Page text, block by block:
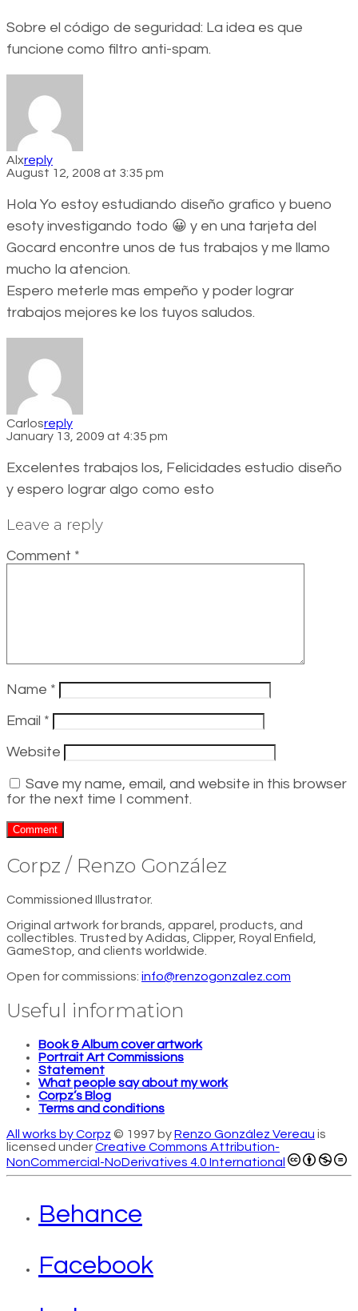
Sobre el código de seguridad: La idea es que
funcione como filtro anti-spam.
Alxreply
August 12, 2008 at 3:35 pm
Hola Yo estoy estudiando diseño grafico y bueno
esoty investigando todo 😀 y en una tarjeta del
Gocard encontre unos de tus trabajos y me llamo
mucho la atencion.
Espero meterle mas empeño y poder lograr
trabajos mejores ke los tuyos saludos.
Carlosreply
January 13, 2009 at 4:35 pm
Excelentes trabajos los, Felicidades estudio diseño
y espero lograr algo como esto
Leave a reply
Comment *
Name *
Email *
Website
Save my name, email, and website in this browser
for the next time I comment.
Corpz / Renzo González
Commissioned Illustrator.
Original artwork for brands, apparel, products, and
collectibles. Trusted by Adidas, Clipper, Royal Enfield,
GameStop, and clients worldwide.
Open for commissions: info@renzogonzalez.com
Useful information
Book & Album cover artwork
Portrait Art Commissions
Statement
What people say about my work
Corpz’s Blog
Terms and conditions
All works by Corpz © 1997 byRenzo González Vereau is
licensed underCreative Commons Attribution-
NonCommercial-NoDerivatives 4.0 International
Behance
Facebook